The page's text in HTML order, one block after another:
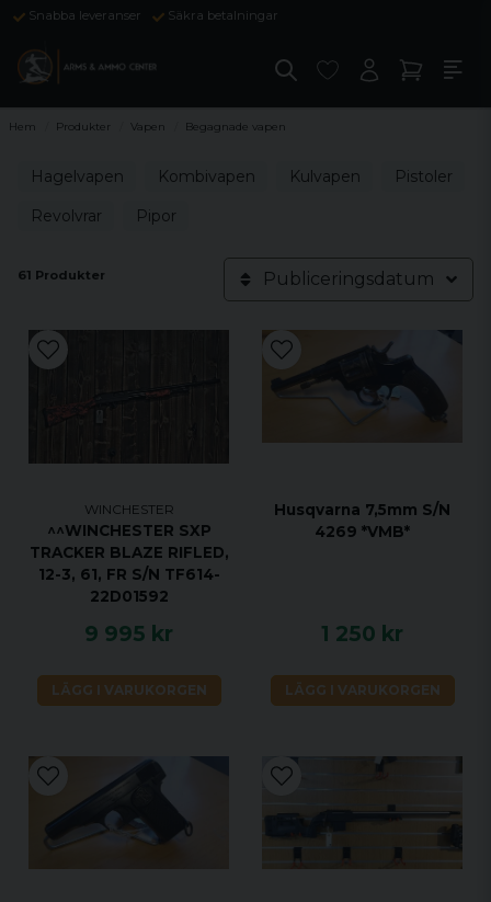
Snabba leveranser Säkra betalningar
Hem Produkter Vapen Begagnade vapen
Hagelvapen Kombivapen Kulvapen
Pistoler
Revolvrar
Pipor
61 Produkter Publiceringsdatum
WINCHESTER
^^WINCHESTER SXP
TRACKER BLAZE RIFLED,
12-3, 61, FR S/N TF614-
22D01592
9 995 kr
LÄGG I VARUKORGEN
Husqvarna 7,5mm S/N
4269 *VMB*
1 250 kr
LÄGG I VARUKORGEN